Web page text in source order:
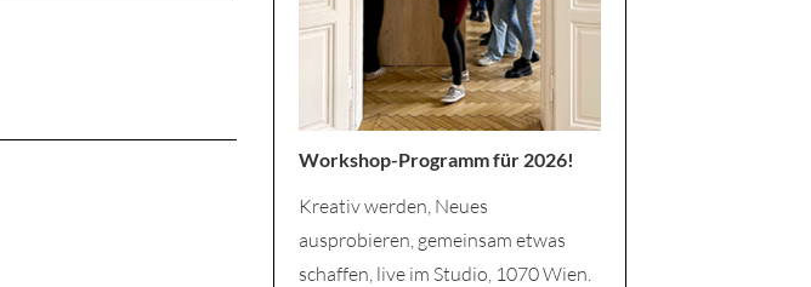
Workshop-Programm für 2026!
Kreativ werden, Neues
ausprobieren, gemeinsam etwas
schaffen, live im Studio, 1070 Wien.